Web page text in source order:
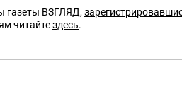
газеты ВЗГЛЯД,
читайтездесь.